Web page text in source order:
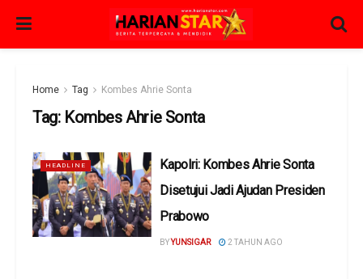
Home Tag Kombes Ahrie Sonta
Tag: Kombes Ahrie Sonta
HEADLINE
Kapolri: Kombes Ahrie Sonta
Disetujui Jadi Ajudan Presiden
Prabowo
BYYUNSIGAR 2 TAHUN AGO